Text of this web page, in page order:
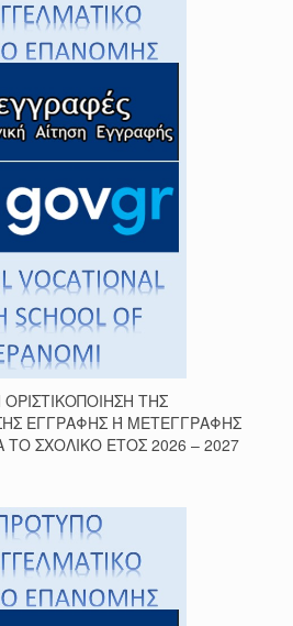
ΤΗΣ
ΕΓΓΡΑΦΗΣ Ή ΜΕΤΕΓΓΡΑΦΗΣ
ΣΧΟΛΙΚΟ ΕΤΟΣ 2026 – 2027